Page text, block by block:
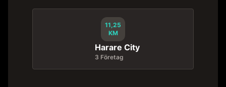
11,25
KM
Harare City
3 Företag